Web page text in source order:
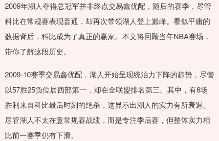
2009年湖人夺得总冠军并非终点交易鑫优配，随后的赛季，尽管
科比在常规赛表现普通，却再次带领湖人登上巅峰。看似平庸的
数据背后，科比成为了真正的赢家。本文将回顾当年NBA赛场，
带你了解这段历史。
2009-10赛季交易鑫优配，湖人开始呈现统治力下降的趋势，尽管
以57胜25负位居西部第一，却在全联盟排名第三。其中，有6场
胜利来自科比最后时刻的绝杀，这显示出湖人的实力有所衰退。
尽管湖人不太在意常规赛战绩，而是专注季后赛，但整体实力相
比前一赛季仍有下滑。